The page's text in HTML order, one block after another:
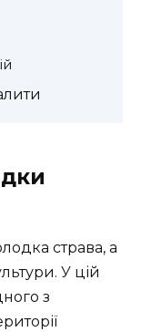
страва, а
У цій
з